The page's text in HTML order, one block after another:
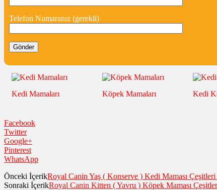
Telefon Numaranız (gerekli)
Kedi Mamaları Köpek Mamaları Kedi
Facebook
Twitter
Google+
Pinterest
WhatsApp
Önceki İçerikRoyal Canin Yaş ( Konserve ) Kedi Maması
Sonraki İçerikRoyal Canin Kitten ( Yavru ) Köpek Maması